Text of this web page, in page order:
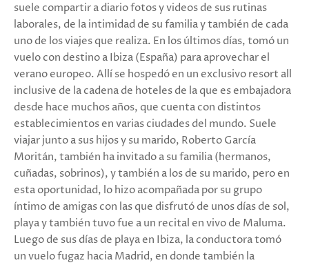
suele compartir a diario fotos y videos de sus rutinas
laborales, de la intimidad de su familia y también de cada
uno de los viajes que realiza. En los últimos días, tomó un
vuelo con destino a Ibiza (España) para aprovechar el
verano europeo. Allí se hospedó en un exclusivo resort all
inclusive de la cadena de hoteles de la que es embajadora
desde hace muchos años, que cuenta con distintos
establecimientos en varias ciudades del mundo. Suele
viajar junto a sus hijos y su marido, Roberto García
Moritán, también ha invitado a su familia (hermanos,
cuñadas, sobrinos), y también a los de su marido, pero en
esta oportunidad, lo hizo acompañada por su grupo
íntimo de amigas con las que disfrutó de unos días de sol,
playa y también tuvo fue a un recital en vivo de Maluma.
Luego de sus días de playa en Ibiza, la conductora tomó
un vuelo fugaz hacia Madrid, en donde también la